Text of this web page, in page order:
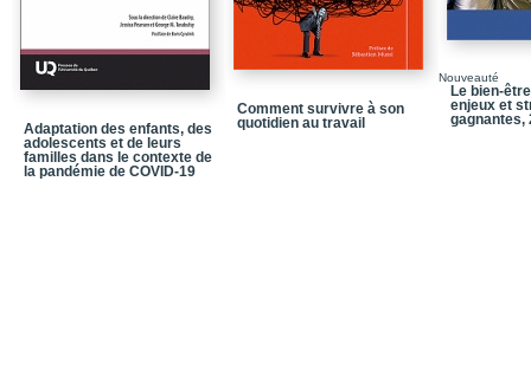
groupe
Liste alphabétique de
Index des habiletés et
Table des matières
Adaptation des enfants, des
adolescents et de leurs
familles dans le contexte de
la pandémie de COVID-19
Comment survivre à son
quotidien au travail
Nouveauté
Le bien-
enjeux et
gagnantes,